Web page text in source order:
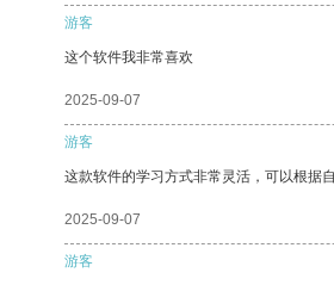
游客
这个软件我非常喜欢
2025-09-07
游客
这款软件的学习方式非常灵活，可以根据
2025-09-07
游客